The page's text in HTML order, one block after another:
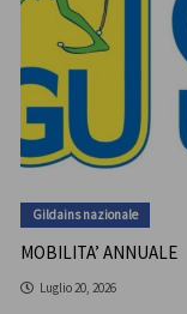
Gildains nazionale
MOBILITA’ ANNUALE
Luglio 20, 2026